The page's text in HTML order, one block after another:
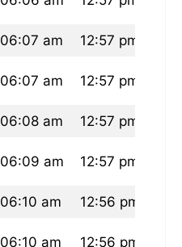
06:07 am 12:57 pm
06:07 am 12:57 pm
06:08 am 12:57 pm
06:09 am 12:57 pm
06:10 am 12:56 pm
06:10 am 12:56 pm